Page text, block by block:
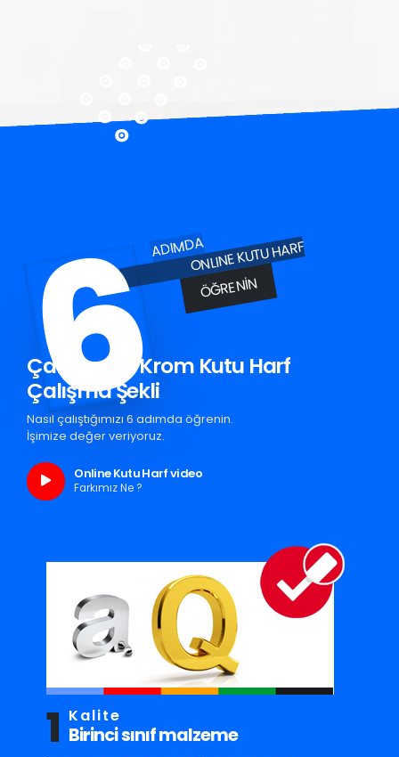
6ADIMDAONLINE KUTU HARF
ÖĞRENIN
Çarşamba Krom Kutu Harf
Çalışma Şekli
Nasıl çalıştığımızı 6 adımda öğrenin.
İşimize değer veriyoruz.
Online Kutu Harf video
Farkımız Ne ?
1 Kalite
Birinci sınıf malzeme